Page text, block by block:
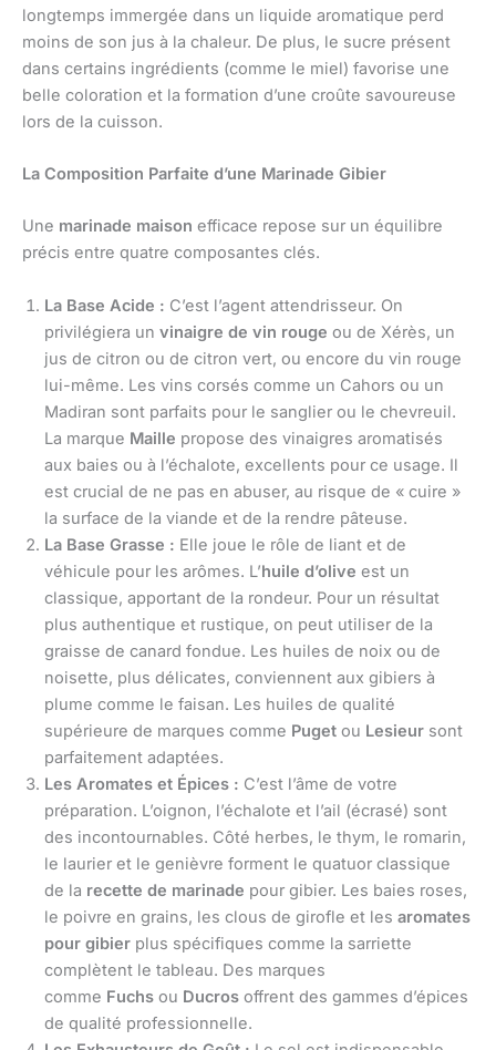
longtemps immergée dans un liquide aromatique perd
moins de son jus à la chaleur. De plus, le sucre présent
dans certains ingrédients (comme le miel) favorise une
belle coloration et la formation d’une croûte savoureuse
lors de la cuisson.
La Composition Parfaite d’une Marinade Gibier
Une marinade maison efficace repose sur un équilibre
précis entre quatre composantes clés.
La Base Acide : C’est l’agent attendrisseur. On
privilégiera un vinaigre de vin rouge ou de Xérès, un
jus de citron ou de citron vert, ou encore du vin rouge
lui-même. Les vins corsés comme un Cahors ou un
Madiran sont parfaits pour le sanglier ou le chevreuil.
La marque Maille propose des vinaigres aromatisés
aux baies ou à l’échalote, excellents pour ce usage. Il
est crucial de ne pas en abuser, au risque de « cuire »
la surface de la viande et de la rendre pâteuse.
La Base Grasse : Elle joue le rôle de liant et de
véhicule pour les arômes. L’huile d’olive est un
classique, apportant de la rondeur. Pour un résultat
plus authentique et rustique, on peut utiliser de la
graisse de canard fondue. Les huiles de noix ou de
noisette, plus délicates, conviennent aux gibiers à
plume comme le faisan. Les huiles de qualité
supérieure de marques comme Puget ou Lesieur sont
parfaitement adaptées.
Les Aromates et Épices : C’est l’âme de votre
préparation. L’oignon, l’échalote et l’ail (écrasé) sont
des incontournables. Côté herbes, le thym, le romarin,
le laurier et le genièvre forment le quatuor classique
de la recette de marinade pour gibier. Les baies roses,
le poivre en grains, les clous de girofle et les aromates
pour gibier plus spécifiques comme la sarriette
complètent le tableau. Des marques
comme Fuchs ou Ducros offrent des gammes d’épices
de qualité professionnelle.